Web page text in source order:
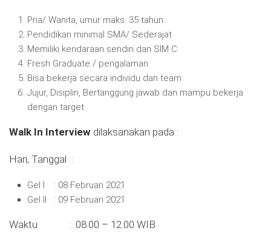
Pria/ Wanita, umur maks. 35 tahun.
Pendidikan minimal SMA/ Sederajat
Memiliki kendaraan sendiri dan SIM C
Fresh Graduate / pengalaman
Bisa bekerja secara individu dan team
Jujur, Disiplin, Bertanggung jawab dan mampu bekerja
dengan target
Walk In Interview dilaksanakan pada :
Hari, Tanggal :
Gel I. : 08 Februari 2021
Gel II : 09 Februari 2021
Waktu : 08.00 – 12.00 WIB